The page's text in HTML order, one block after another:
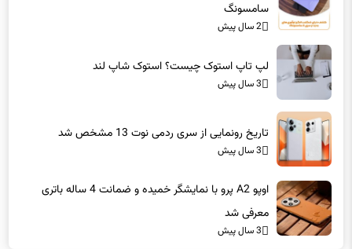
سامسونگ
2 سال پیش
لپ تاپ‌ استوک چیست؟ استوک شاپ لند
3 سال پیش
تاریخ رونمایی از سری ردمی نوت 13 مشخص شد
3 سال پیش
اوپو A2 پرو با نمایشگر خمیده و ضمانت 4 ساله باتری
معرفی شد
3 سال پیش